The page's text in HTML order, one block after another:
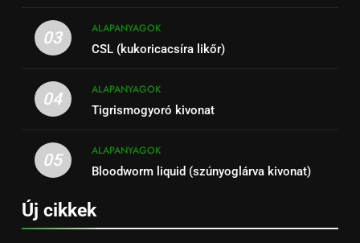
03
ALAPANYAGOK
CSL (kukoricacsíra likőr)
04
ALAPANYAGOK
Tigrismogyoró kivonat
05
ALAPANYAGOK
Bloodworm liquid (szúnyoglárva kivonat)
Új cikkek